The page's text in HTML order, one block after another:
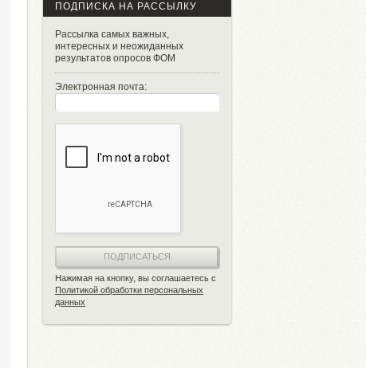
ПОДПИСКА НА РАССЫЛКУ
Рассылка самых важных,
интересных и неожиданных
результатов опросов ФОМ
Электронная почта:
ПОДПИСАТЬСЯ
Нажимая на кнопку, вы соглашаетесь с
Политикой обработки персональных
данных